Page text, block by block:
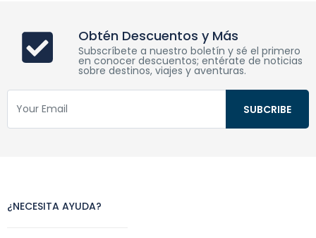
Obtén Descuentos y Más
Subscríbete a nuestro boletín y sé el primero
en conocer descuentos; entérate de noticias
sobre destinos, viajes y aventuras.
¿NECESITA AYUDA?